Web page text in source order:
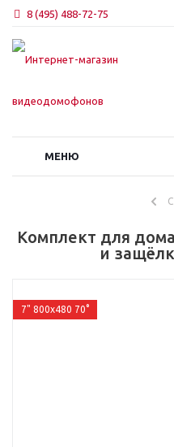
8 (495) 488-72-75
МЕНЮ
Комплект для
и
7" 800x480 70°